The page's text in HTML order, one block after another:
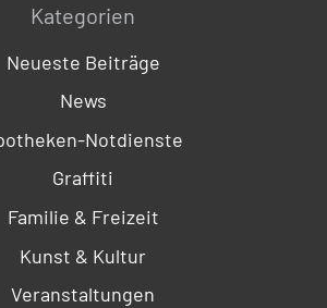
Kategorien
Neueste Beiträge
News
Notdienste
Graffiti
Familie & Freizeit
Kunst & Kultur
Veranstaltungen